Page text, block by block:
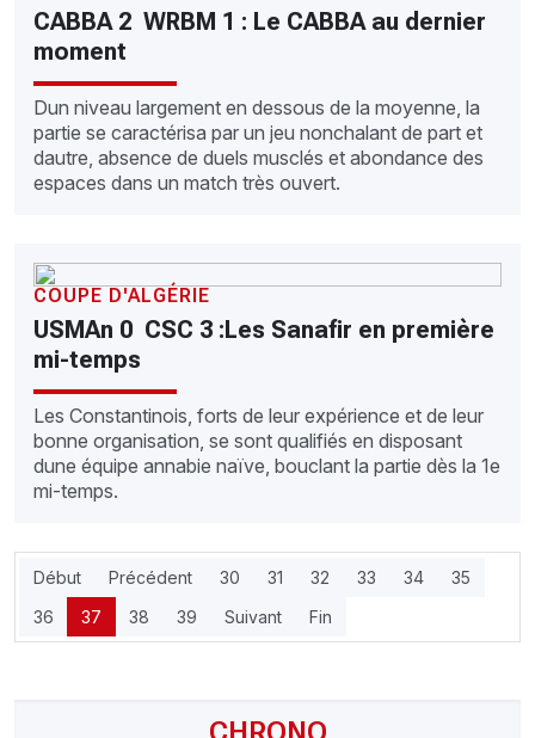
CABBA 2  WRBM 1 : Le CABBA au dernier
moment
Dun niveau largement en dessous de la moyenne, la
partie se caractérisa par un jeu nonchalant de part et
dautre, absence de duels musclés et abondance des
espaces dans un match très ouvert.
COUPE D'ALGÉRIE
USMAn 0  CSC 3 :Les Sanafir en première
mi-temps
Les Constantinois, forts de leur expérience et de leur
bonne organisation, se sont qualifiés en disposant
dune équipe annabie naïve, bouclant la partie dès la 1e
mi-temps.
Début Précédent 30 31 32 33 34
35
36
37 38 39 Suivant Fin